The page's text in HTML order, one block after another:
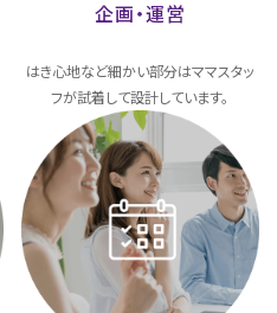
企画・運営
はき心地など細かい部分はママスタッ
フが試着して設計しています。